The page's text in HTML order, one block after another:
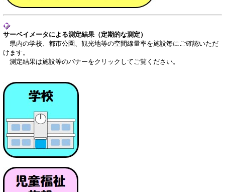
サーベイメータによる測定結果（定期的な測定）
県内の学校、都市公園、観光地等の空間線量率を施設毎にご確認いただ
けます。
測定結果は施設等のバナーをクリックしてご覧ください。